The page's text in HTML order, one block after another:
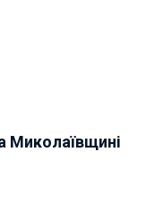
Миколаївщині